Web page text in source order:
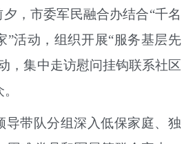
夕，市委军民融合办结合“千名
”活动，组织开展“服务基层先
，集中走访慰问挂钩联系社区
导带队分组深入低保家庭、独